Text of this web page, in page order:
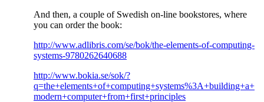
And then, a couple of Swedish on-line bookstores, where
you can order the book:
http://www.adlibris.com/se/bok/the-elements-of-computing-
systems-9780262640688
http://www.bokia.se/sok/?
q=the+elements+of+computing+systems%3A+building+a+
modern+computer+from+first+principles